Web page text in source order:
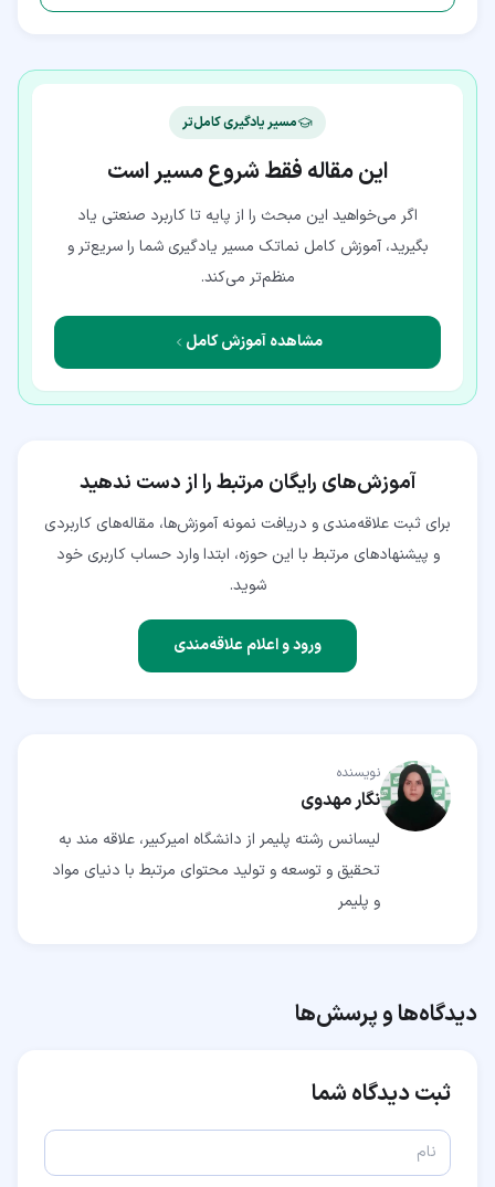
مسیر یادگیری کامل‌تر
این مقاله فقط شروع مسیر است
اگر می‌خواهید این مبحث را از پایه تا کاربرد صنعتی یاد
بگیرید، آموزش کامل نماتک مسیر یادگیری شما را سریع‌تر و
منظم‌تر می‌کند.
مشاهده آموزش کامل
آموزش‌های رایگان مرتبط را از دست ندهید
برای ثبت علاقه‌مندی و دریافت نمونه آموزش‌ها، مقاله‌های کاربردی
و پیشنهادهای مرتبط با این حوزه، ابتدا وارد حساب کاربری خود
شوید.
ورود و اعلام علاقه‌مندی
نویسنده
نگار مهدوی
لیسانس رشته پلیمر از دانشگاه امیرکبیر، علاقه مند به
تحقیق و توسعه و تولید محتوای مرتبط با دنیای مواد
و پلیمر
دیدگاه‌ها و پرسش‌ها
ثبت دیدگاه شما